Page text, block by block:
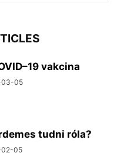
vakcina
03-05
tudni róla?
02-05